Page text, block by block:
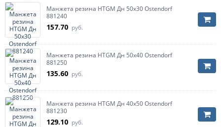
Манжета резина HTGM Дн 50х30 Ostendorf
881240
157.70 руб.
Манжета резина HTGM Дн 50х40 Ostendorf
881250
135.60 руб.
Манжета резина HTGM Дн 40х50 Ostendorf
881230
129.10 руб.